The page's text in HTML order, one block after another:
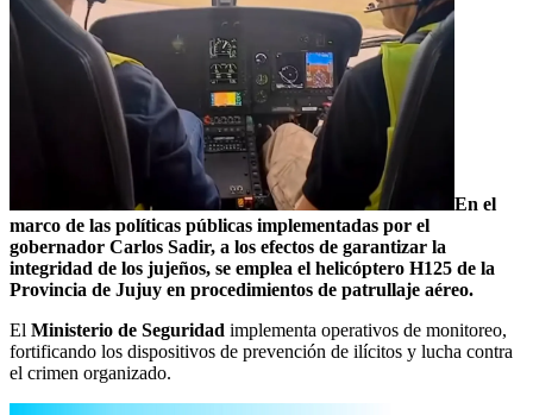
En el
marco de las políticas públicas implementadas por el
gobernador Carlos Sadir, a los efectos de garantizar la
integridad de los jujeños, se emplea el helicóptero H125 de la
Provincia de Jujuy en procedimientos de patrullaje aéreo.
El Ministerio de Seguridad implementa operativos de monitoreo,
fortificando los dispositivos de prevención de ilícitos y lucha contra
el crimen organizado.